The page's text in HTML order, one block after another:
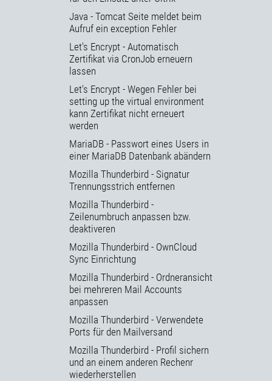
Java - Tomcat Seite meldet beim
Aufruf ein exception Fehler
Let's Encrypt - Automatisch
Zertifikat via CronJob erneuern
lassen
Let's Encrypt - Wegen Fehler bei
setting up the virtual environment
kann Zertifikat nicht erneuert
werden
MariaDB - Passwort eines Users in
einer MariaDB Datenbank abändern
Mozilla Thunderbird - Signatur
Trennungsstrich entfernen
Mozilla Thunderbird -
Zeilenumbruch anpassen bzw.
deaktiveren
Mozilla Thunderbird - OwnCloud
Sync Einrichtung
Mozilla Thunderbird - Ordneransicht
bei mehreren Mail Accounts
anpassen
Mozilla Thunderbird - Verwendete
Ports für den Mailversand
Mozilla Thunderbird - Profil sichern
und an einem anderen Rechenr
wiederherstellen